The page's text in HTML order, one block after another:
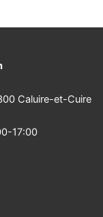
Caluire-et-Cuire
17:00